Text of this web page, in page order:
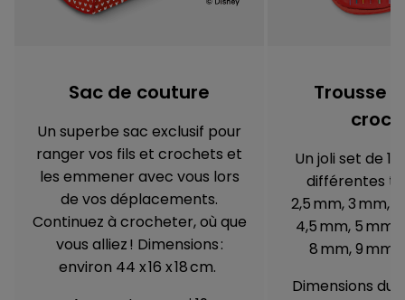
Sac de couture
Un superbe sac exclusif pour
ranger vos fils et crochets et
les emmener avec vous lors
de vos déplacements.
Continuez à crocheter, où que
vous alliez ! Dimensions :
environ 44 x 16 x 18 cm.
Trousse
Un joli set de
différentes
2,5 mm, 3 mm,
4,5 mm, 5 mm,
8 mm, 9 mm
Dimensions du